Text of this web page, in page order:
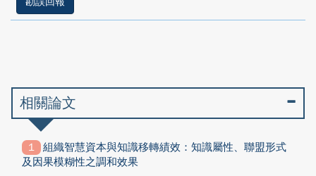
相關論文
組織智慧資本與知識移轉績效：知識屬性、聯盟形式
及因果模糊性之調和效果